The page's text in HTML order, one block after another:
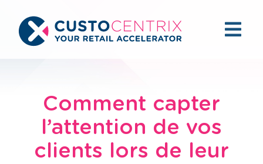
Comment capter
l’attention de vos
clients lors de leur